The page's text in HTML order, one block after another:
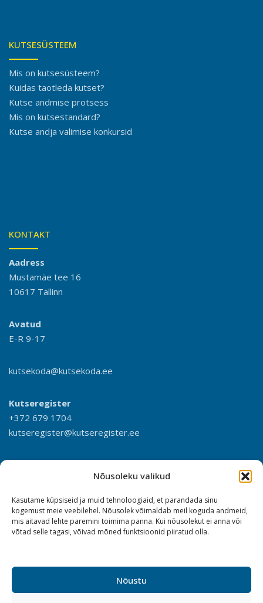
Nõusoleku valikud
Kasutame küpsiseid ja muid tehnoloogiaid, et parandada sinu
kogemust meie veebilehel. Nõusolek võimaldab meil koguda andmeid,
mis aitavad lehte paremini toimima panna. Kui nõusolekut ei anna või
võtad selle tagasi, võivad mõned funktsioonid piiratud olla.
Nõustu
KUTSESÜSTEEM
Mis on kutsesüsteem?
Kuidas taotleda kutset?
Kutse andmise protsess
Mis on kutsestandard?
Kutse andja valimise konkursid
KONTAKT
Aadress
Mustamäe tee 16
10617 Tallinn
Avatud
E-R 9-17
kutsekoda@kutsekoda.ee
Kutseregister
+372 679 1704
kutseregister@kutseregister.ee